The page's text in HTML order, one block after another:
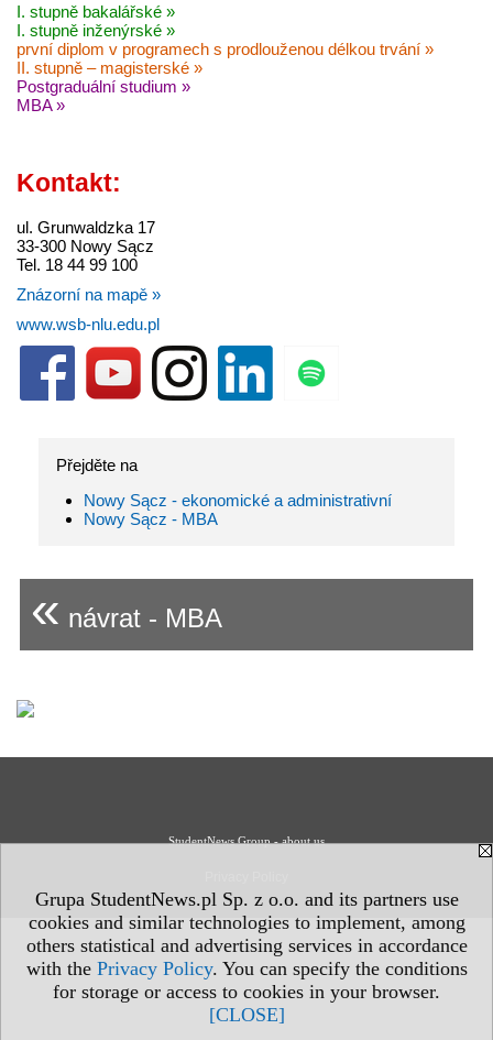
Grupa StudentNews.pl Sp. z o.o. and its partners use
cookies and similar technologies to implement, among
others statistical and advertising services in accordance
with the Privacy Policy. You can specify the conditions
for storage or access to cookies in your browser.
[CLOSE]
I. stupně bakalářské »
I. stupně inženýrské »
první diplom v programech s prodlouženou délkou trvání »
II. stupně – magisterské »
Postgraduální studium »
MBA »
Kontakt:
ul. Grunwaldzka 17
33-300 Nowy Sącz
Tel. 18 44 99 100
Znázorní na mapě »
www.wsb-nlu.edu.pl
Přejděte na
Nowy Sącz - ekonomické a administrativní
Nowy Sącz - MBA
« návrat - MBA
StudentNews Group - about us